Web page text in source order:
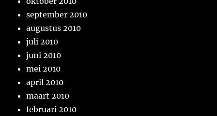
september 2010
augustus 2010
juli 2010
juni 2010
mei 2010
april 2010
maart 2010
februari 2010